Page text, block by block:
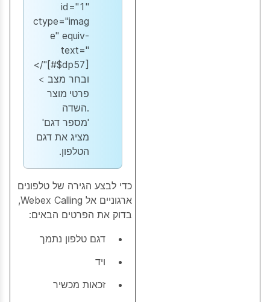
id="1"
ctype="imag
e" equiv-
text="
[#$dp57]"/>
ובחר מצב >
פרטי מוצר
.השדה
'מספר דגם'
מציג את דגם
הטלפון.
כדי לבצע הגירה של טלפונים
ארגוניים אל Webex Calling,
בדוק את הפרטים הבאים:
דגם טלפון נתמך
ויד
זכאות מכשיר